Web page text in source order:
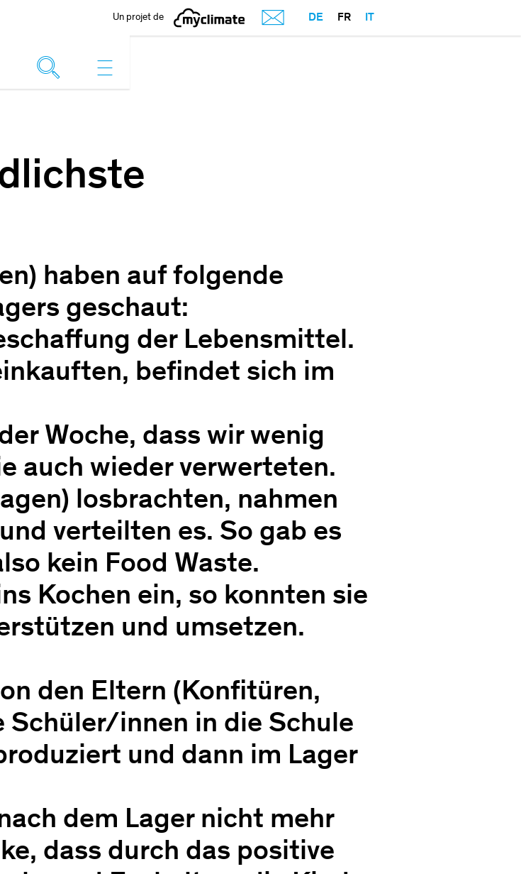
Un projet de DE FR IT
haben auf folgende
geschaut:
der Lebensmittel.
befindet sich im
Woche, dass wir wenig
auch wieder verwerteten.
losbrachten, nahmen
verteilten es. So gab es
kein Food Waste.
Kochen ein, so konnten sie
und umsetzen.
den Eltern (Konfitüren,
Schüler/innen in die Schule
und dann im Lager
dem Lager nicht mehr
dass durch das positive